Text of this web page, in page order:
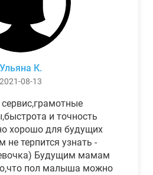
Ульяна К.
2021-08-13
и точность
хорошо для будущих
терпится узнать -
Будущим мамам
пол малыша можно